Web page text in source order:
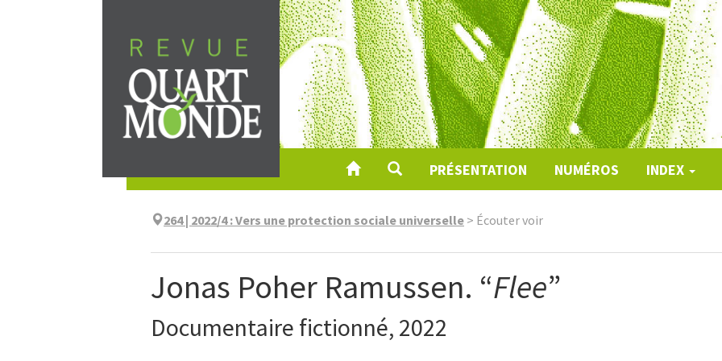
au
contenu
PRÉSENTATION NUMÉROS INDEX
264 | 2022/4:Vers une protection sociale universelle > Écouter voir
Jonas Poher Ramussen. “Flee”
Documentaire fictionné, 2022